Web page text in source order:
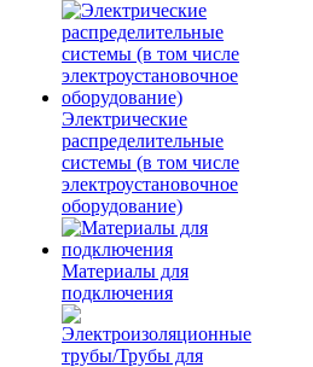
Электрические
распределительные
системы (в том числе
электроустановочное
оборудование)
Материалы для
подключения